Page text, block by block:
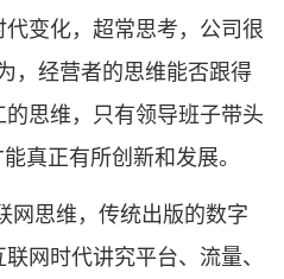
变化，超常思考，公司很
，经营者的思维能否跟得
的思维，只有领导班子带头
真正有所创新和发展。
网思维，传统出版的数字
网时代讲究平台、流量、